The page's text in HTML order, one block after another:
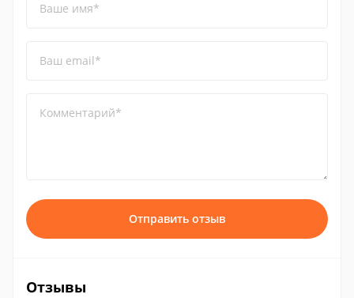
Ваше имя*
Ваш email*
Комментарий*
Отправить отзыв
Отзывы